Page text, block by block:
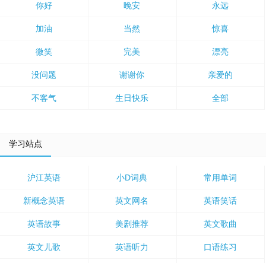
你好 晚安 永远
加油 当然 惊喜
微笑 完美 漂亮
没问题 谢谢你 亲爱的
不客气 生日快乐 全部
学习站点
沪江英语 小D词典 常用单词
新概念英语 英文网名 英语笑话
英语故事 美剧推荐 英文歌曲
英文儿歌 英语听力 口语练习